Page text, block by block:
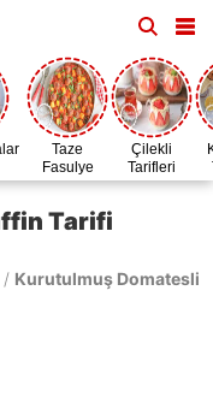
Taze
Fasulye
Zamanı
Çilekli
Tarifleri
Tarifi
/ Kurutulmuş Domatesli